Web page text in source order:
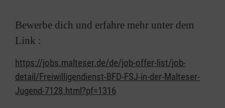
Bewerbe dich und erfahre mehr unter dem
Link :
https://jobs.malteser.de/de/job-offer-list/job-
detail/Freiwilligendienst-BFD-FSJ-in-der-Malteser-
Jugend-7128.html?pf=1316